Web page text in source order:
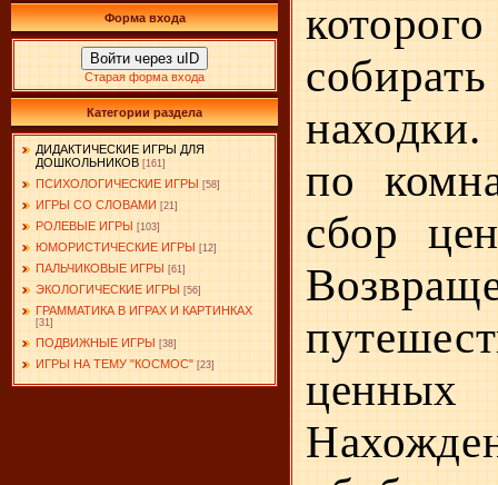
Форма входа
Войти через uID
Старая форма входа
Категории раздела
ДИДАКТИЧЕСКИЕ ИГРЫ ДЛЯ
ДОШКОЛЬНИКОВ [161]
ПСИХОЛОГИЧЕСКИЕ ИГРЫ [58]
ИГРЫ СО СЛОВАМИ [21]
РОЛЕВЫЕ ИГРЫ [103]
ЮМОРИСТИЧЕСКИЕ ИГРЫ [12]
ПАЛЬЧИКОВЫЕ ИГРЫ [61]
ЭКОЛОГИЧЕСКИЕ ИГРЫ [56]
ГРАММАТИКА В ИГРАХ И КАРТИНКАХ
[31]
ПОДВИЖНЫЕ ИГРЫ [38]
ИГРЫ НА ТЕМУ "КОСМОС" [23]
по
сбор